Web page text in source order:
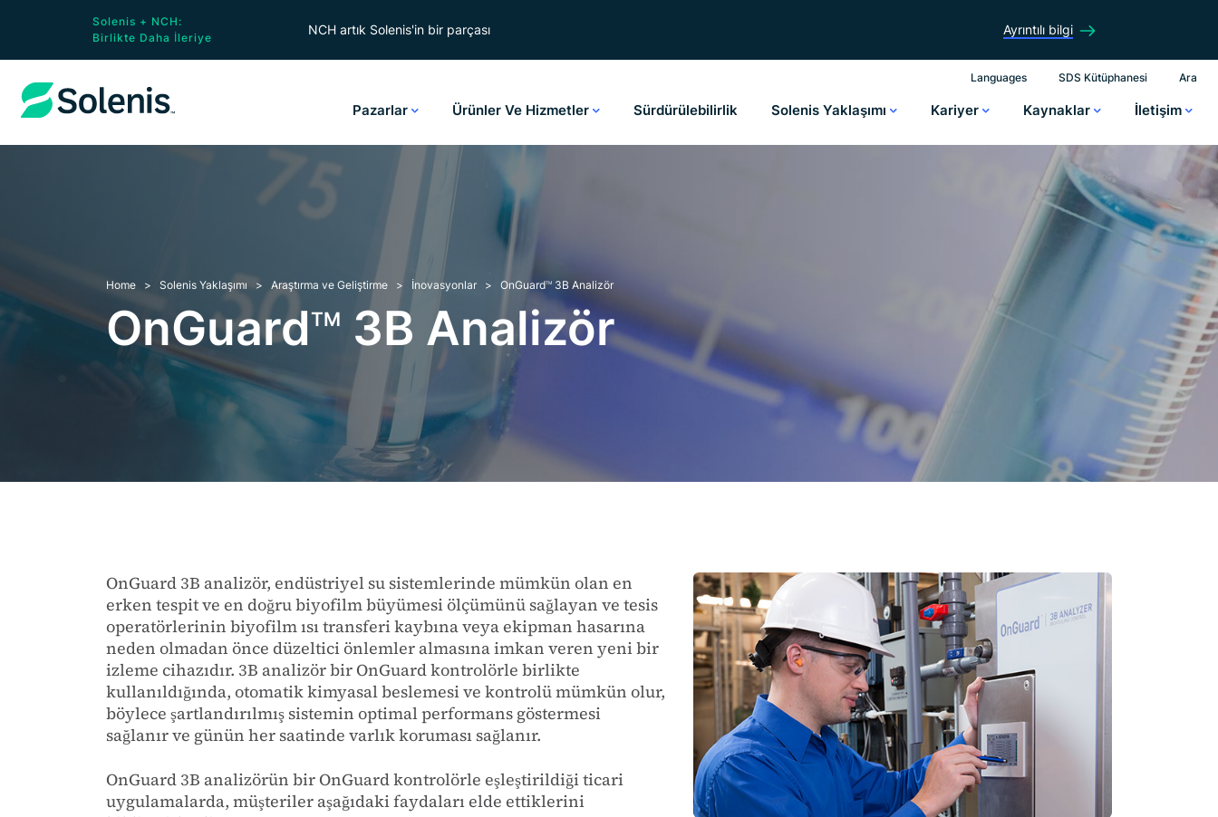
Solenis + NCH:
Birlikte Daha İleriye
NCH artık Solenis'in bir parçası Ayrıntılı bilgi
Languages SDS Kütüphanesi Ara
Pazarlar Ürünler Ve Hizmetler Sürdürülebilirlik Solenis Yaklaşımı Kariyer Kaynaklar İletişim
Home Solenis Yaklaşımı Araştırma ve Geliştirme İnovasyonlar OnGuardTM 3B Analizör
OnGuardTM 3B Analizör
OnGuard 3B analizör, endüstriyel su sistemlerinde mümkün olan en
erken tespit ve en doğru biyofilm büyümesi ölçümünü sağlayan ve tesis
operatörlerinin biyofilm ısı transferi kaybına veya ekipman hasarına
neden olmadan önce düzeltici önlemler almasına imkan veren yeni bir
izleme cihazıdır. 3B analizör bir OnGuard kontrolörle birlikte
kullanıldığında, otomatik kimyasal beslemesi ve kontrolü mümkün olur,
böylece şartlandırılmış sistemin optimal performans göstermesi
sağlanır ve günün her saatinde varlık koruması sağlanır.
OnGuard 3B analizörün bir OnGuard kontrolörle eşleştirildiği ticari
uygulamalarda, müşteriler aşağıdaki faydaları elde ettiklerini